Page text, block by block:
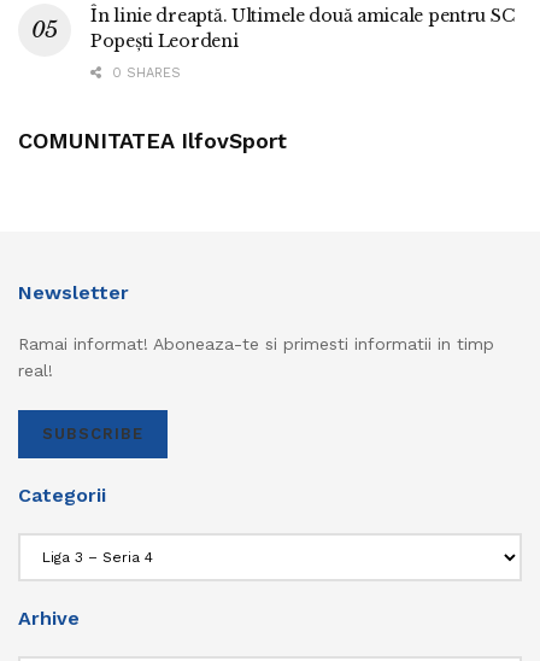
În linie dreaptă. Ultimele două amicale pentru SC
Popești Leordeni
0 SHARES
COMUNITATEA IlfovSport
Newsletter
Ramai informat! Aboneaza-te si primesti informatii in timp
real!
SUBSCRIBE
Categorii
Arhive